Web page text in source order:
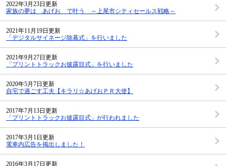
2022年3月23日更新
家族の夢は あげお で叶う ～上尾市シティセールス戦略～
2021年11月19日更新
「デジタルサイネージ除幕式」を行いました
2021年9月27日更新
「プリントトラックお披露目式」を行いました
2020年5月7日更新
自宅で過ごす工夫【キラリ☆あげおＰＲ大使】
2017年7月13日更新
「プリントトラックお披露目式」が行われました
2017年3月1日更新
電車内広告を掲出しました！
2016年3月17日更新